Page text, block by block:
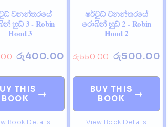
වනන්තරයේ
හුඩ් 3 - Robin
Hood 3
රු400.00
THIS
BOOK
→
Book Details
ෂර්වුඩ් වනන්තරයේ
රොබින් හුඩ් 2 - Robin
Hood 2
රු550.00 රු500.00
BUY THIS
BOOK
→
View Book Details